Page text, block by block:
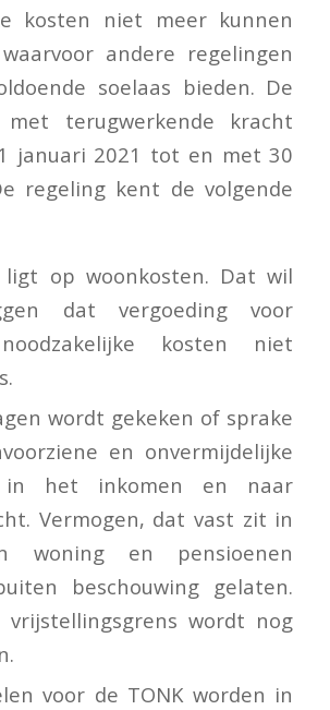
kosten niet meer kunnen
andere regelingen
soelaas bieden. De
met terugwerkende kracht
januari 2021 tot en met 30
regeling kent de volgende
ligt op woonkosten. Dat wil
dat vergoeding voor
kosten niet
wordt gekeken of sprake
en onvermijdelijke
in het inkomen en naar
Vermogen, dat vast zit in
woning en pensioenen
beschouwing gelaten.
vrijstellingsgrens wordt nog
voor de TONK worden in